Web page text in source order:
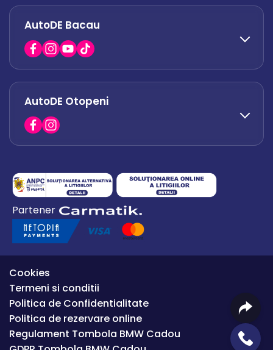
0751 628 054
AutoDE Bacau
0730 063 852
0730 063 851
AutoDE Otopeni
0754 649 360
office.premium@autode.ro
Partener
Cookies
Termeni si conditii
Politica de Confidentialitate
Politica de rezervare online
Regulament Tombola BMW Cadou